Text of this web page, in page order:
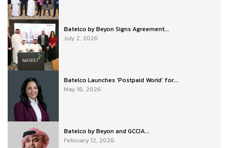
Batelco by Beyon Signs Agreement...
July 2, 2026
Batelco Launches ‘Postpaid World’ for...
May 18, 2026
Batelco by Beyon and GCCIA...
February 12, 2026